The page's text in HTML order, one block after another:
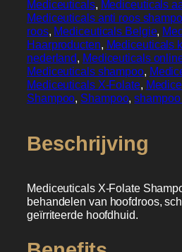
Mediceuticals, Mediceuticals
Mediceuticals anti roos
roos, Mediceuticals Belgie,
Haarproducten, Mediceuticals
nederland, Mediceuticals
Mediceuticals shampoo,
Mediceuticals X-Folate,
Shampoo, Shampoo,
Beschrijving
Mediceuticals X-Folate
behandelen van hoofdroos,
geïrriteerde hoofdhuid.